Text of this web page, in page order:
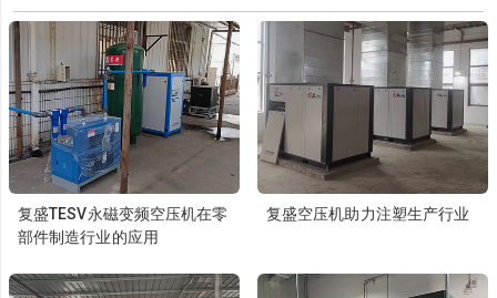
复盛TESV永磁变频空压机在零
部件制造行业的应用
复盛空压机助力注塑生产行业